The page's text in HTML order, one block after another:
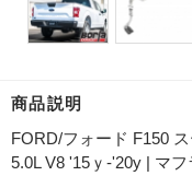
商品説明
FORD/フォード F150
5.0L V8 '15ｙ-'20y | マ